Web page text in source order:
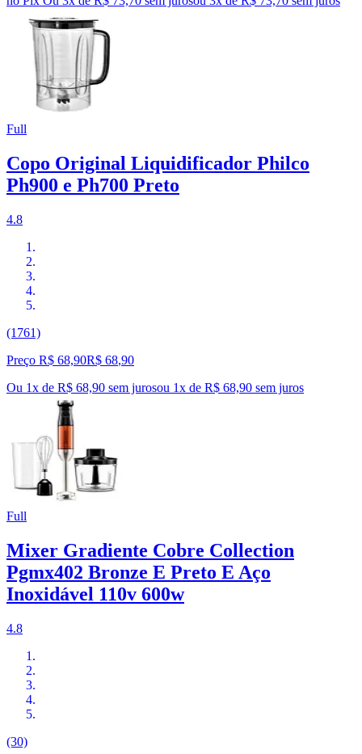
Full
Copo Original Liquidificador Philco
Ph900 e Ph700 Preto
4.8
(1761)
Preço R$ 68,90R$ 68,90
Ou 1x de R$ 68,90 sem jurosou 1x de R$ 68,90 sem juros
Full
Mixer Gradiente Cobre Collection
Pgmx402 Bronze E Preto E Aço
Inoxidável 110v 600w
4.8
(30)